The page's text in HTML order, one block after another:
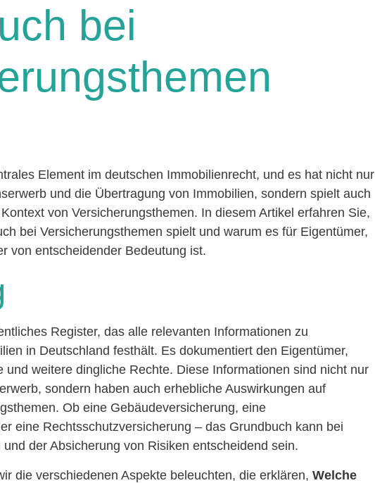
bei
Element im deutschen Immobilienrecht, und es hat nicht nur
und die Übertragung von Immobilien, sondern spielt auch
von Versicherungsthemen. In diesem Artikel erfahren Sie,
bei Versicherungsthemen spielt und warum es für Eigentümer,
von entscheidender Bedeutung ist.
Register, das alle relevanten Informationen zu
in Deutschland festhält. Es dokumentiert den Eigentümer,
und weitere dingliche Rechte. Diese Informationen sind nicht nur
sondern haben auch erhebliche Auswirkungen auf
Ob eine Gebäudeversicherung, eine
eine Rechtsschutzversicherung – das Grundbuch kann bei
der Absicherung von Risiken entscheidend sein.
die verschiedenen Aspekte beleuchten, die erklären,Welche